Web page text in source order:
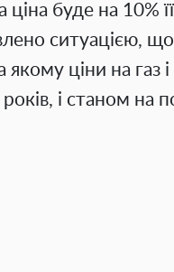
буде на 10%
ситуацією, що
ціни на газ
і станом на